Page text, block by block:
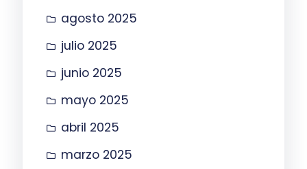
agosto 2025
julio 2025
junio 2025
mayo 2025
abril 2025
marzo 2025